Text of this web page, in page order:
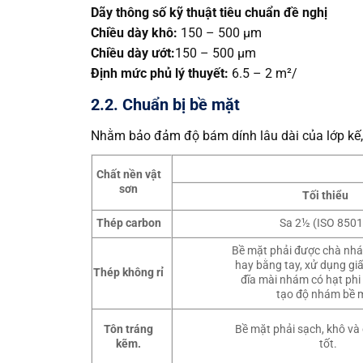
Dãy thông số kỹ thuật tiêu chuẩn đề nghị
Chiều dày khô: 150 – 500 µm
Chiều dày ướt:150 – 500 µm
Định mức phủ lý thuyết: 6.5 – 2 m²/
2.2. Chuẩn bị bề mặt
Nhằm bảo đảm độ bám dính lâu dài của lớp
Chất nền vật
sơn
Tối thiểu
Thép carbon
Sa 2½ (ISO
Thép không rỉ
Bề mặt phải được chà
hay bằng tay, xử dụng
đĩa mài nhám có hạt phi
tạo độ nhám bề
Tôn tráng
kẽm.
Bề mặt phải sạch, khô
tốt.